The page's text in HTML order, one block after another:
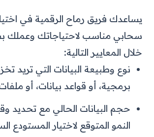
يساعدك فريق رماح الرقمية في
سحابي مناسب لاحتياجاتك وعملك
خلال المعايير التالية:
نوع وطبيعة البيانات التي تريد
برمجية، أو قواعد بيانات، أو
حجم البيانات الحالي مع تحديد
النمو المتوقع لاختيار المستودع